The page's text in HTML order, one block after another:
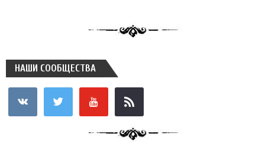
НАШИ СООБЩЕСТВА